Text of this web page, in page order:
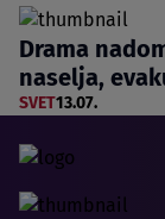
Drama
naselja,
SVET13.07.